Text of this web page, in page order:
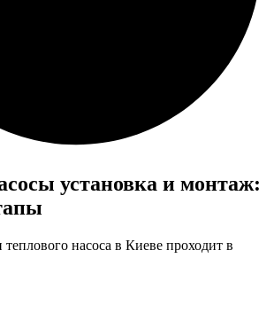
установка и монтаж:
теплового насоса в Киеве проходит в